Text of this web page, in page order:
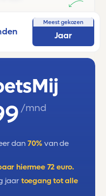
de volgende
macroniveau,
reacties,
Meest gekozen
Jaar
/mnd
dan 70% van de
hiermee 72 euro.
jaar toegang tot alle